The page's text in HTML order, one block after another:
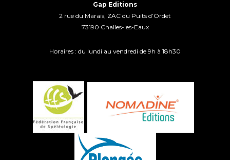
Gap Editions
2 rue du Marais, ZAC du Puits d’Ordet
73190 Challes-les-Eaux
Horaires : du lundi au vendredi de 9h à 18h30